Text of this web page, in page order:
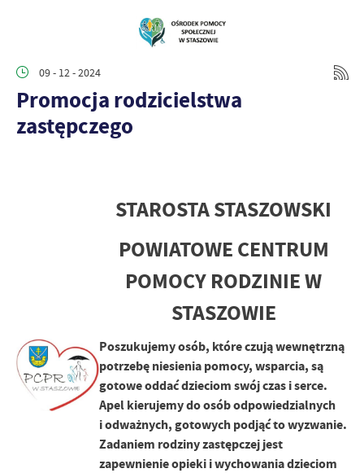
09 - 12 - 2024
Promocja rodzicielstwa
zastępczego
STAROSTA STASZOWSKI
POWIATOWE CENTRUM
POMOCY RODZINIE W
STASZOWIE
Poszukujemy osób, które czują wewnętrzną
potrzebę niesienia pomocy, wsparcia, są
gotowe oddać dzieciom swój czas i serce.
Apel kierujemy do osób odpowiedzialnych
i odważnych, gotowych podjąć to wyzwanie.
Zadaniem rodziny zastępczej jest
zapewnienie opieki i wychowania dzieciom